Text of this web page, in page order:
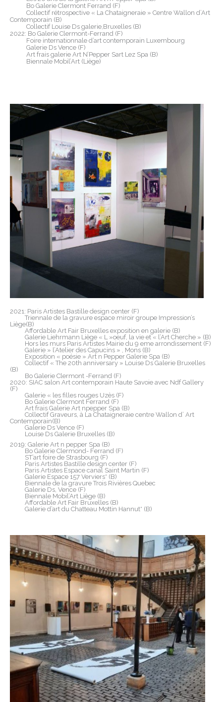
Bo Galerie Clermont Ferrand (F)
Collectif rétrospective « La Chataigneraie » Centre Wallon d’Art
Contemporain (B)
Collectif Louise Ds galerie,Bruxelles (B)
2022: Bo Galerie Clermont-Ferrand (F)
Foire internationnale d’art contemporain Luxembourg
Galerie Ds Vence (F)
Art frais galerie Art N’Pepper Sart Lez Spa (B)
Biennale Mobil’Art (Liège)
2021: Paris Artistes Bastille design center (F)
Triennale de la gravure espace miroir groupe Impression’s
Liège(B)
Affordable Art Fair Bruxelles exposition en galerie (B)
Galerie Liehrmann Liège « L »oeuf, la vie et « l’Art Cherche » (B)
Hors les murs Paris Artistes Mairie du 9 eme arrondissement (F)
Galerie » l’Atelier des Capucins » , Mons (B)
Exposition « poésie » Art n Pepper Galerie Spa (B)
Collectif « The 20th anniversary » Louise Ds Galerie Bruxelles
(B)
Bo Galerie Clermont -Ferrand (F)
2020: SIAC salon Art contemporain Haute Savoie avec Ndf Gallery
(F)
Galerie « les filles rouges Uzès (F)
Bo Galerie Clermont Ferrand (F)
Art frais Galerie Art npepper Spa (B)
Collectif Graveurs, à La Chataigneraie centre Wallon d’ Art
Contemporain(B)
Galerie Ds Vence (F)
Louise Ds Galerie Bruxelles (B)
2019: Galerie Art n pepper Spa (B)
Bo Galerie Clermond- Ferrand (F)
ST’art foire de Strasbourg (F)
Paris Artistes Bastille design center (F)
Paris Artistes Espace canal Saint Martin (F)
Galerie Espace 157 Verviers* (B)
Biennale de la gravure Trois Rivières Quebec
Galerie Ds, Vence (F)
Biennale Mobil’Art Liège (B)
Affordable Art Fair Bruxelles (B)
Galerie d’art du Chatteau Mottin Hannut* (B)